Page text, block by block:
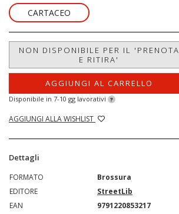
CARTACEO
NON DISPONIBILE PER IL 'PRENOTA
E RITIRA'
AGGIUNGI AL CARRELLO
Disponibile in 7-10 gg lavorativi ?
AGGIUNGI ALLA WISHLIST
Dettagli
FORMATO
Brossura
EDITORE
StreetLib
EAN
9791220853217